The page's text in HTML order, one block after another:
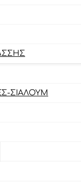
ΣΊΑΛΟΥΜ